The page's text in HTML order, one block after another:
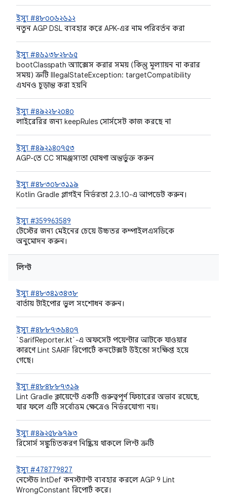
ইস্যু #৪৮০০৬২৬১২
নতুন AGP DSL ব্যবহার করে APK-এর নাম পরিবর্তন করা
ইস্যু #৪৬১৩৮২৮৬৫
bootClasspath অ্যাক্সেস করার সময় (কিন্তু মূল্যায়ন না করার
সময়) ত্রুটি IllegalStateException: targetCompatibility
এখনও চূড়ান্ত করা হয়নি
ইস্যু #৪৯২২৮২০৪০
লাইব্রেরির জন্য keepRules সোর্সসেট কাজ করছে না
ইস্যু #৪৯২১৪০৭৫৩
AGP-তে CC সামঞ্জস্যতা ঘোষণা অন্তর্ভুক্ত করুন
ইস্যু #৪৮৩০৮৩১১৯
Kotlin Gradle প্লাগইন নির্ভরতা 2.3.10-এ আপডেট করুন।
ইস্যু #359963589
টেস্টের জন্য মেইনের চেয়ে উচ্চতর কম্পাইলএসডিকে
অনুমোদন করুন।
লিন্ট
ইস্যু #৪৮৩৪১৩৪৩৮
বার্তায় টাইপোর ভুল সংশোধন করুন।
ইস্যু #৪৮৮৭৩৬৪০৭
`SarifReporter.kt`-এ অফসেট পয়েন্টার আটকে যাওয়ার
কারণে Lint SARIF রিপোর্টে কনটেক্সট উইন্ডো সংক্ষিপ্ত হয়ে
গেছে।
ইস্যু #৪৮৪৮৮৭৩১৯
Lint Gradle ক্লায়েন্টে একটি গুরুত্বপূর্ণ ফিচারের অভাব রয়েছে,
যার ফলে এটি সর্বোত্তম ক্ষেত্রেও নির্ভরযোগ্য নয়।
ইস্যু #৪৯২৫৮৯৭৯৩
রিসোর্স সঙ্কুচিতকরণ নিষ্ক্রিয় থাকলে লিন্ট ত্রুটি
ইস্যু #478779827
নেস্টেড IntDef কনস্ট্যান্ট ব্যবহার করলে AGP 9 Lint
WrongConstant রিপোর্ট করে।